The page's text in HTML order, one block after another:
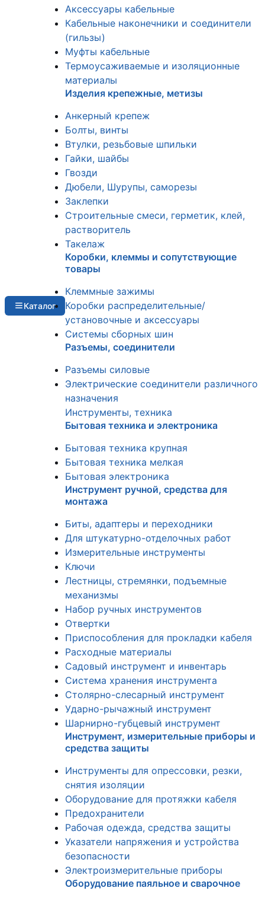
Каталог
Аксессуары кабельные
Кабельные наконечники и соединители
(гильзы)
Муфты кабельные
Термоусаживаемые и изоляционные
материалы
Изделия крепежные, метизы
Анкерный крепеж
Болты, винты
Втулки, резьбовые шпильки
Гайки, шайбы
Гвозди
Дюбели, Шурупы, саморезы
Заклепки
Строительные смеси, герметик, клей,
растворитель
Такелаж
Коробки, клеммы и сопутствующие
товары
Клеммные зажимы
Коробки распределительные/
установочные и аксессуары
Системы сборных шин
Разъемы, соединители
Разъемы силовые
Электрические соединители различного
назначения
Инструменты, техника
Бытовая техника и электроника
Бытовая техника крупная
Бытовая техника мелкая
Бытовая электроника
Инструмент ручной, средства для
монтажа
Биты, адаптеры и переходники
Для штукатурно-отделочных работ
Измерительные инструменты
Ключи
Лестницы, стремянки, подъемные
механизмы
Набор ручных инструментов
Отвертки
Приспособления для прокладки кабеля
Расходные материалы
Садовый инструмент и инвентарь
Система хранения инструмента
Столярно-слесарный инструмент
Ударно-рычажный инструмент
Шарнирно-губцевый инструмент
Инструмент, измерительные приборы и
средства защиты
Инструменты для опрессовки, резки,
снятия изоляции
Оборудование для протяжки кабеля
Предохранители
Рабочая одежда, средства защиты
Указатели напряжения и устройства
безопасности
Электроизмерительные приборы
Оборудование паяльное и сварочное